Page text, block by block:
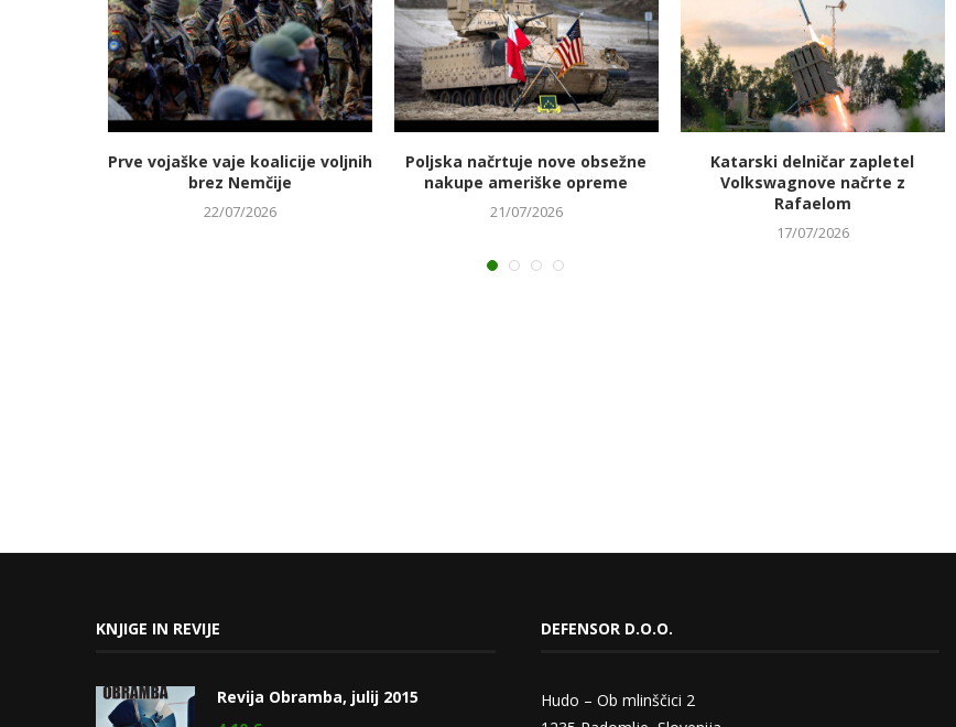
Prve vojaške vaje koalicije voljnih
brez Nemčije
22/07/2026
Poljska načrtuje nove obsežne
nakupe ameriške opreme
21/07/2026
Katarski delničar zapletel
Volkswagnove načrte z
Rafaelom
17/07/2026
KNJIGE IN REVIJE
Revija Obramba, julij 2015
DEFENSOR D.O.O.
Hudo – Ob mlinščici 2